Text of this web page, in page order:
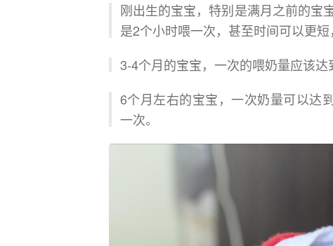
刚出生的宝宝，特别是满月之前的宝
是2个小时喂一次，甚至时间可以更
3-4个月的宝宝，一次的喂奶量应该达
6个月左右的宝宝，一次奶量可以达
一次。